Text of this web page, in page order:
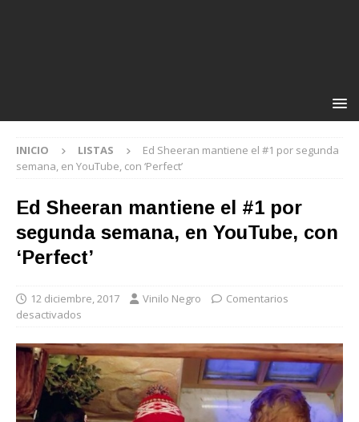
INICIO LISTAS
Ed Sheeran mantiene el #1 por segunda
semana, en YouTube, con ‘Perfect’
Ed Sheeran mantiene el #1 por
segunda semana, en YouTube, con
‘Perfect’
12 diciembre, 2017 Vinilo Negro
Comentarios
desactivados